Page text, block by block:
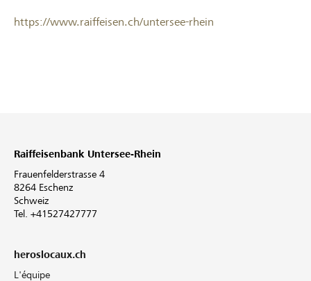
https://www.raiffeisen.ch/untersee-rhein
Raiffeisenbank Untersee-Rhein
Frauenfelderstrasse 4
8264 Eschenz
Schweiz
Tel. +41527427777
heroslocaux.ch
L'équipe